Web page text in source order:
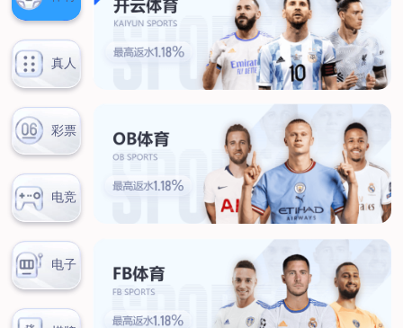
公司新闻
行业资讯
联系我们
联系方式
客户留言